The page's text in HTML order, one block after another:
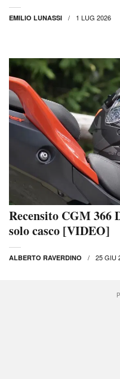
EMILIO LUNASSI 1 LUG 2026
Recensito CGM 366
solo casco [VIDEO]
ALBERTO RAVERDINO 25 GIU